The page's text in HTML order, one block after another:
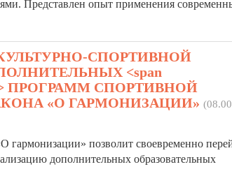
Представлен опыт применения
СПОРТИВНОЙ
<span
ПРОГРАММ СПОРТИВНОЙ
«О ГАРМОНИЗАЦИИ»
гармонизации» позволит своевременно
дополнительных образовательных